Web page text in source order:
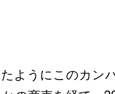
ようにこのカン